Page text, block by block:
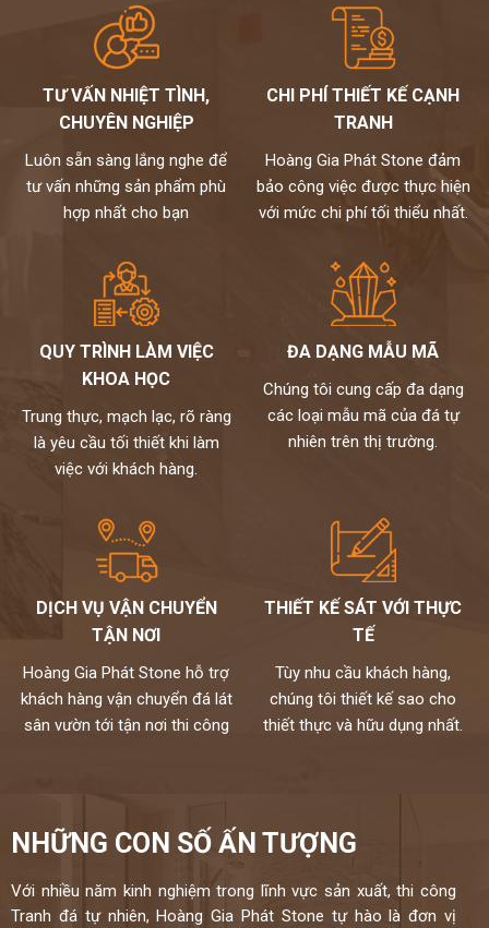
TƯ VẤN NHIỆT TÌNH,
CHUYÊN NGHIỆP
Luôn sẵn sàng lắng nghe để
tư vấn những sản phẩm phù
hợp nhất cho bạn
CHI PHÍ THIẾT KẾ CẠNH
TRANH
Hoàng Gia Phát Stone đảm
bảo công việc được thực hiện
với mức chi phí tối thiểu nhất.
QUY TRÌNH LÀM VIỆC
KHOA HỌC
Trung thực, mạch lạc, rõ ràng
là yêu cầu tối thiết khi làm
việc với khách hàng.
ĐA DẠNG MẪU MÃ
Chúng tôi cung cấp đa dạng
các loại mẫu mã của đá tự
nhiên trên thị trường.
DỊCH VỤ VẬN CHUYỂN
TẬN NƠI
Hoàng Gia Phát Stone hỗ trợ
khách hàng vận chuyển đá lát
sân vườn tới tận nơi thi công
THIẾT KẾ SÁT VỚI THỰC
TẾ
Tùy nhu cầu khách hàng,
chúng tôi thiết kế sao cho
thiết thực và hữu dụng nhất.
NHỮNG CON SỐ ẤN TƯỢNG
Với nhiều năm kinh nghiệm trong lĩnh vực sản xuất, thi công
Tranh đá tự nhiên, Hoàng Gia Phát Stone tự hào là đơn vị